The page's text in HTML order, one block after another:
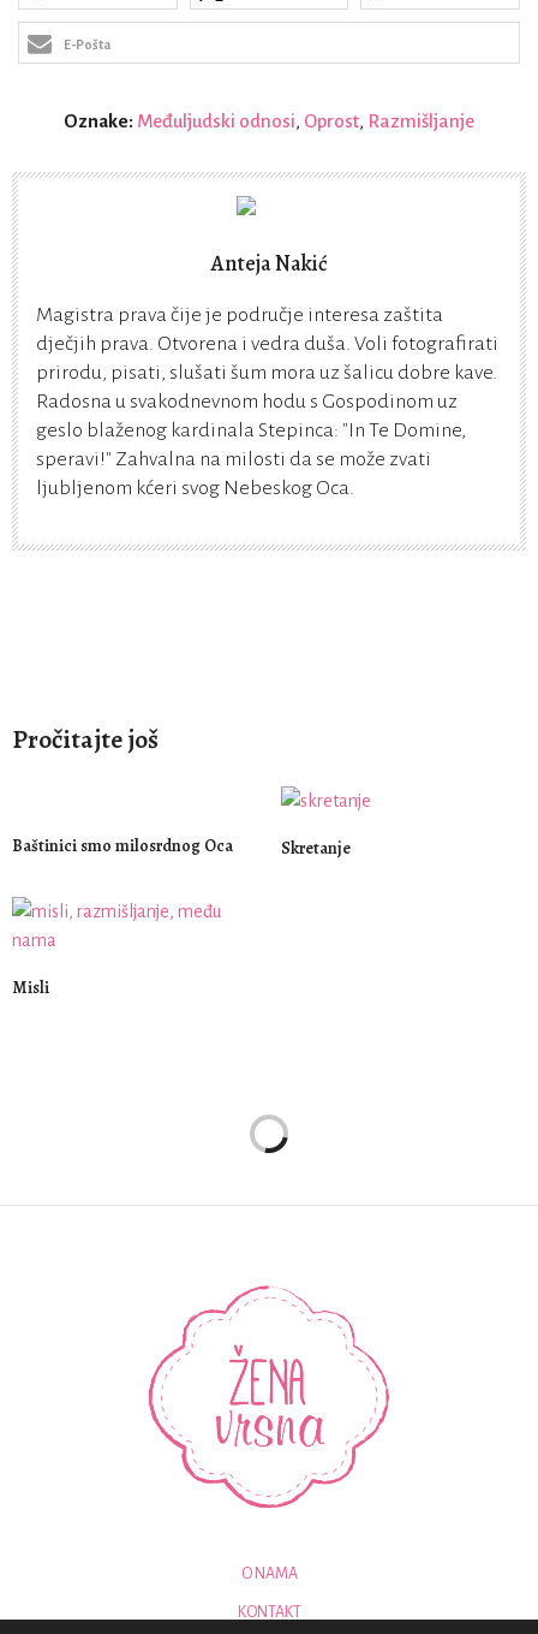
E-Pošta
Oznake: Međuljudski odnosi, Oprost, Razmišljanje
Anteja Nakić
Magistra prava čije je područje interesa zaštita
dječjih prava. Otvorena i vedra duša. Voli fotografirati
prirodu, pisati, slušati šum mora uz šalicu dobre kave.
Radosna u svakodnevnom hodu s Gospodinom uz
geslo blaženog kardinala Stepinca: "In Te Domine,
speravi!" Zahvalna na milosti da se može zvati
ljubljenom kćeri svog Nebeskog Oca.
Pročitajte još
Baštinici smo milosrdnog Oca Skretanje
Misli
O NAMA
KONTAKT